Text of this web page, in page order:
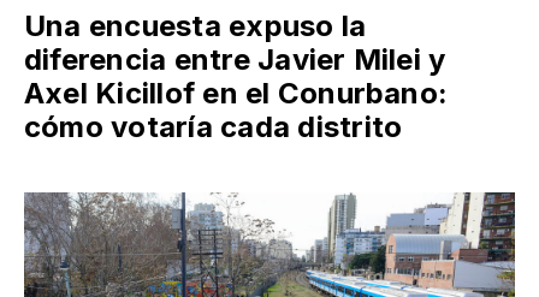
Una encuesta expuso la
diferencia entre Javier Milei y
Axel Kicillof en el Conurbano:
cómo votaría cada distrito